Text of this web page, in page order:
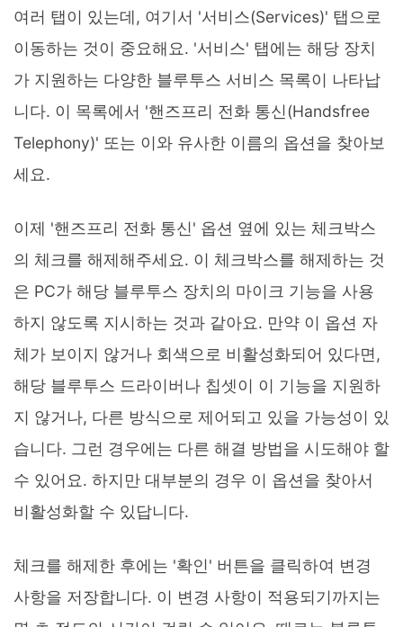
여러 탭이 있는데, 여기서 '서비스(Services)' 탭으로
이동하는 것이 중요해요. '서비스' 탭에는 해당 장치
가 지원하는 다양한 블루투스 서비스 목록이 나타납
니다. 이 목록에서 '핸즈프리 전화 통신(Handsfree
Telephony)' 또는 이와 유사한 이름의 옵션을 찾아보
세요.
이제 '핸즈프리 전화 통신' 옵션 옆에 있는 체크박스
의 체크를 해제해주세요. 이 체크박스를 해제하는 것
은 PC가 해당 블루투스 장치의 마이크 기능을 사용
하지 않도록 지시하는 것과 같아요. 만약 이 옵션 자
체가 보이지 않거나 회색으로 비활성화되어 있다면,
해당 블루투스 드라이버나 칩셋이 이 기능을 지원하
지 않거나, 다른 방식으로 제어되고 있을 가능성이 있
습니다. 그런 경우에는 다른 해결 방법을 시도해야 할
수 있어요. 하지만 대부분의 경우 이 옵션을 찾아서
비활성화할 수 있답니다.
체크를 해제한 후에는 '확인' 버튼을 클릭하여 변경
사항을 저장합니다. 이 변경 사항이 적용되기까지는